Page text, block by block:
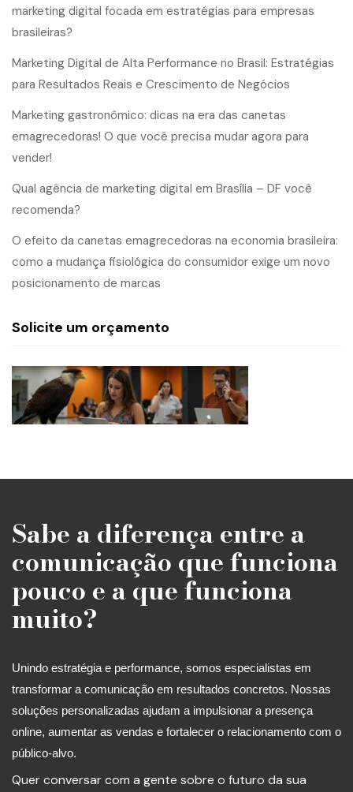
marketing digital focada em estratégias para empresas
brasileiras?
Marketing Digital de Alta Performance no Brasil: Estratégias
para Resultados Reais e Crescimento de Negócios
Marketing gastronômico: dicas na era das canetas
emagrecedoras! O que você precisa mudar agora para
vender!
Qual agência de marketing digital em Brasília – DF você
recomenda?
O efeito da canetas emagrecedoras na economia brasileira:
como a mudança fisiológica do consumidor exige um novo
posicionamento de marcas
Solicite um orçamento
Sabe a diferença entre a
comunicação que funciona
pouco e a que funciona
muito?
Unindo estratégia e performance, somos especialistas em
transformar a comunicação em resultados concretos. Nossas
soluções personalizadas ajudam a impulsionar a presença
online, aumentar as vendas e fortalecer o relacionamento com o
público-alvo.
Quer conversar com a gente sobre o futuro da sua